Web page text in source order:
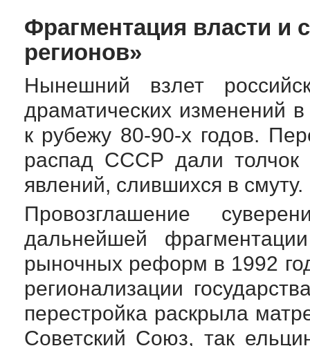
Фрагментация власти и
регионов»
Нынешний взлет
драматических изменений
к рубежу 80-90-х годов.
распад СССР дали толчок
явлений, слившихся в смуту.
Провозглашение
дальнейшей
рыночных реформ в 1992
регионализации
перестройка раскрыла
Советский Союз, так